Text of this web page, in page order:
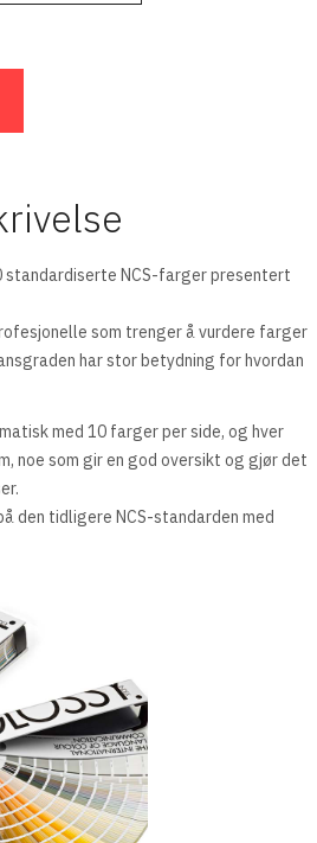
standardiserte NCS-farger presentert
som trenger å vurdere farger
har stor betydning for hvordan
med 10 farger per side, og hver
noe som gir en god oversikt og gjør det
den tidligere NCS-standarden med